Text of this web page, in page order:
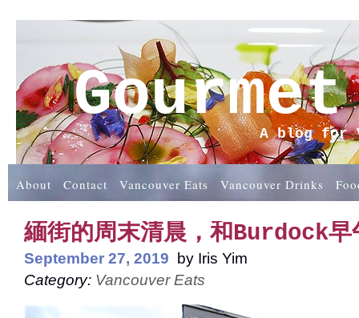
A blog for
About Contact Vancouver Eats Vancouver Drinks
緬街的周末清晨，和Burdock
September 27, 2019 by Iris Yim
Category: Vancouver Eats